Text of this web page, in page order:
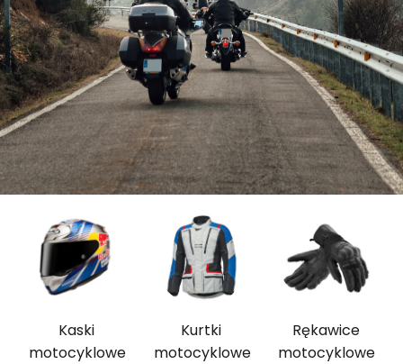
Kaski
motocyklowe
Kurtki
motocyklowe
Rękawice
motocyklowe